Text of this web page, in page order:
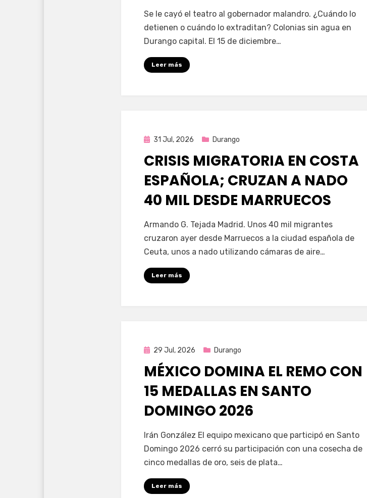
porFernando Miranda Servín
Se le cayó el teatro al gobernador malandro. ¿Cuándo lo
detienen o cuándo lo extraditan? Colonias sin agua en
Durango capital. El 15 de diciembre…
Leer más
Publicada
31 Jul, 2026 Durango
CRISIS MIGRATORIA EN COSTA
ESPAÑOLA; CRUZAN A NADO
40 MIL DESDE MARRUECOS
porFernando Miranda Servín
Armando G. Tejada Madrid. Unos 40 mil migrantes
cruzaron ayer desde Marruecos a la ciudad española de
Ceuta, unos a nado utilizando cámaras de aire…
Leer más
Publicada
29 Jul, 2026 Durango
MÉXICO DOMINA EL REMO CON
15 MEDALLAS EN SANTO
DOMINGO 2026
porFernando Miranda Servín
Irán González El equipo mexicano que participó en Santo
Domingo 2026 cerró su participación con una cosecha de
cinco medallas de oro, seis de plata…
Leer más